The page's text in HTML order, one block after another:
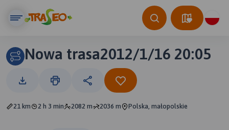
Nowa trasa2012/1/16 20:05
21 km 2 h 3 min 2082 m 2036 m Polska, małopolskie